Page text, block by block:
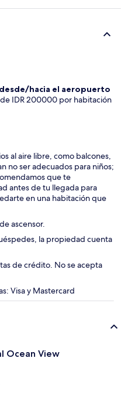
hacia el aeropuerto
IDR 200000 por habitación
al aire libre, como balcones,
no ser adecuados para niños;
que te
antes de tu llegada para
en una habitación que
ascensor.
la propiedad cuenta
de crédito. No se acepta
Visa y Mastercard
Ocean View